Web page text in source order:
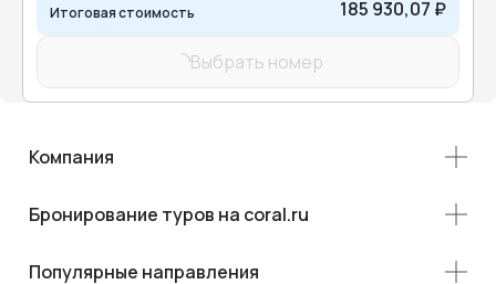
Итоговая стоимость 185 930,07 ₽
Выбрать номер
Компания
Бронирование туров на coral.ru
Популярные направления